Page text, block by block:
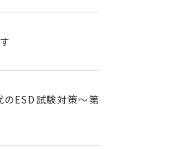
のESD試験対策～第